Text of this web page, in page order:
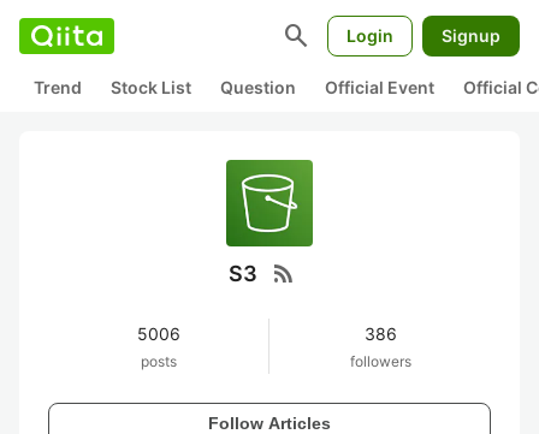
search Login Signup
Trend Stock List Question Official Event Official
S3 rss_feed
5006
posts
386
followers
Follow Articles